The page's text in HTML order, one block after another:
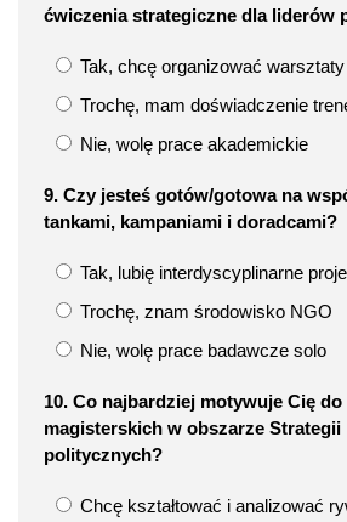
ćwiczenia strategiczne dla liderów
Tak, chcę organizować warsztaty
Trochę, mam doświadczenie
Nie, wolę prace akademickie
9. Czy jesteś gotów/gotowa na
tankami, kampaniami i doradcami?
Tak, lubię interdyscyplinarne
Trochę, znam środowisko NGO
Nie, wolę prace badawcze solo
10. Co najbardziej motywuje Cię
magisterskich w obszarze
politycznych?
Chcę kształtować i analizować